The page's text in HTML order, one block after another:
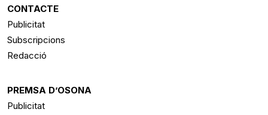
CONTACTE
Publicitat
Subscripcions
Redacció
PREMSA D’OSONA
Publicitat